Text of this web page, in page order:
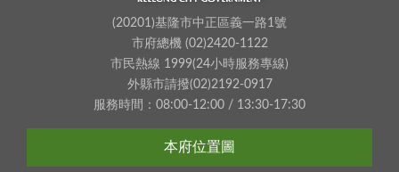
(20201)基隆市中正區義一路1號
市府總機 (02)2420-1122
市民熱線 1999(24小時服務專線)
外縣市請撥(02)2192-0917
服務時間：08:00-12:00 / 13:30-17:30
本府位置圖